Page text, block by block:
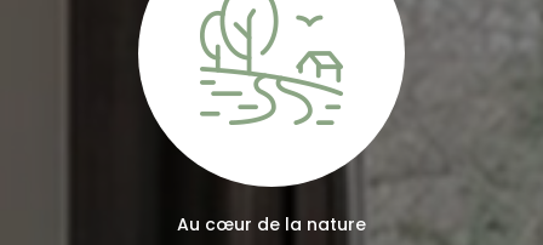
Au cœur de la nature